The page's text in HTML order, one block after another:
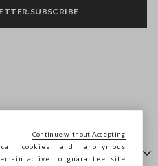
cookies and anonymous
active to guarantee site
Continue without Accepting